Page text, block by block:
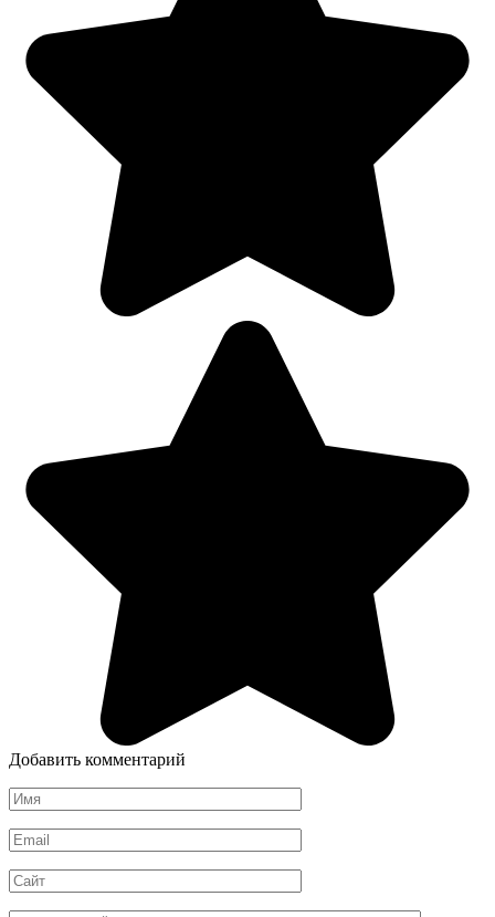
Добавить комментарий
Имя
*
Email
*
Сайт